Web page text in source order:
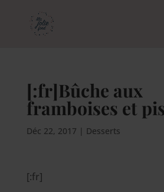
[:fr]Bûche aux
framboises et
Déc 22, 2017 | Desserts
[:fr]